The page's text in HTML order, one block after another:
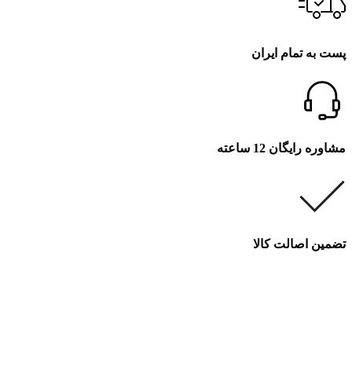
پست به تمام ایران
مشاوره رایگان 12 ساعته
تضمین اصالت کالا